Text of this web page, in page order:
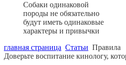
Собаки одинаковой
породы не обязательно
будут иметь одинаковые
характеры и привычки
главная страница Статьи Правила
Доверьте воспитание кинологу,